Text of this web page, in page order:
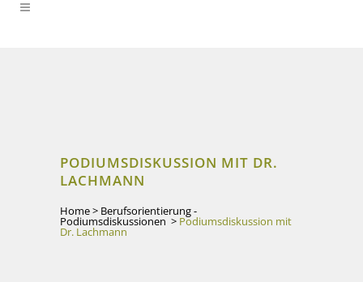
PODIUMSDISKUSSION MIT DR.
LACHMANN
Home> Berufsorientierung -
Podiumsdiskussionen > Podiumsdiskussion mit
Dr. Lachmann